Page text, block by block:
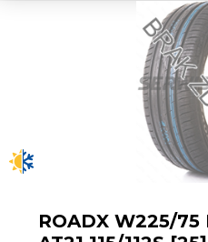
ROADX W225/75